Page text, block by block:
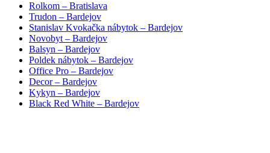
Rolkom – Bratislava
Trudon – Bardejov
Stanislav Kvokačka nábytok – Bardejov
Novobyt – Bardejov
Balsyn – Bardejov
Poldek nábytok – Bardejov
Office Pro – Bardejov
Decor – Bardejov
Kykyn – Bardejov
Black Red White – Bardejov